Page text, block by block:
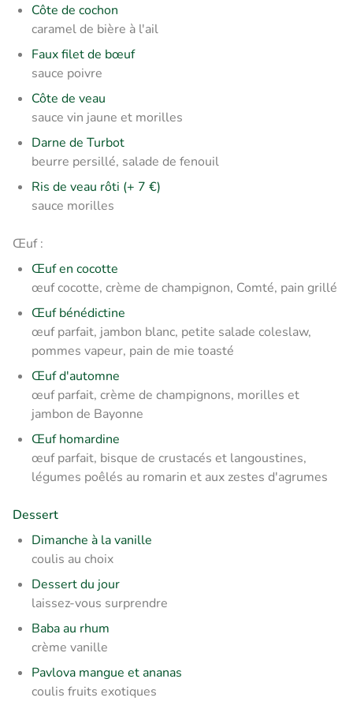
Côte de cochon
caramel de bière à l'ail
Faux filet de bœuf
sauce poivre
Côte de veau
sauce vin jaune et morilles
Darne de Turbot
beurre persillé, salade de fenouil
Ris de veau rôti (+ 7 €)
sauce morilles
Œuf :
Œuf en cocotte
œuf cocotte, crème de champignon, Comté, pain grillé
Œuf bénédictine
œuf parfait, jambon blanc, petite salade coleslaw,
pommes vapeur, pain de mie toasté
Œuf d'automne
œuf parfait, crème de champignons, morilles et
jambon de Bayonne
Œuf homardine
œuf parfait, bisque de crustacés et langoustines,
légumes poêlés au romarin et aux zestes d'agrumes
Dessert
Dimanche à la vanille
coulis au choix
Dessert du jour
laissez-vous surprendre
Baba au rhum
crème vanille
Pavlova mangue et ananas
coulis fruits exotiques